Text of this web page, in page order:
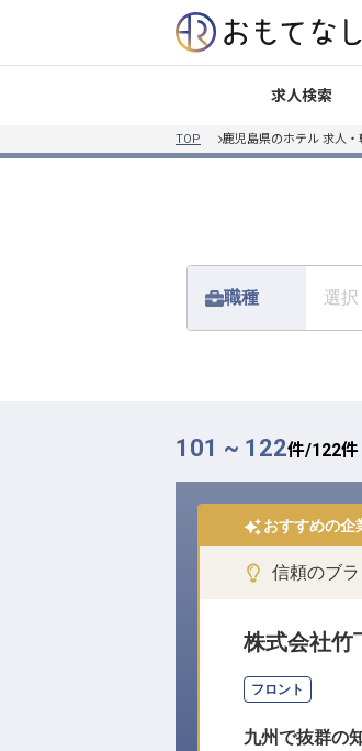
求人検索
TOP 鹿児島県のホテル 求人
職種 選
101 ~ 122件/122件
おすすめの企
信頼のブ
株式会社竹
フロント
九州で抜群の